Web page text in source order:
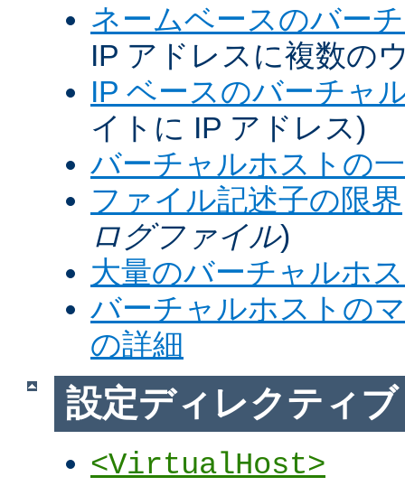
ネームベースのバー
IP アドレスに複数の
IP ベースのバーチャ
イトに IP アドレス)
バーチャルホストの
ファイル記述子の限界
ログファイル)
大量のバーチャルホ
バーチャルホストの
の詳細
設定ディレクティブ
<VirtualHost>